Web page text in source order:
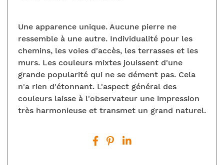
Une apparence unique. Aucune pierre ne
ressemble à une autre. Individualité pour les
chemins, les voies d'accès, les terrasses et les
murs. Les couleurs mixtes jouissent d'une
grande popularité qui ne se dément pas. Cela
n'a rien d'étonnant. L'aspect général des
couleurs laisse à l'observateur une impression
très harmonieuse et transmet un grand naturel.